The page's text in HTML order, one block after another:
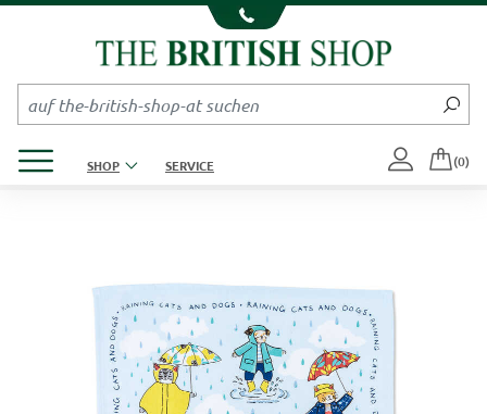
Kompletten Head der Seite überspringen
SHOP SERVICE (0)